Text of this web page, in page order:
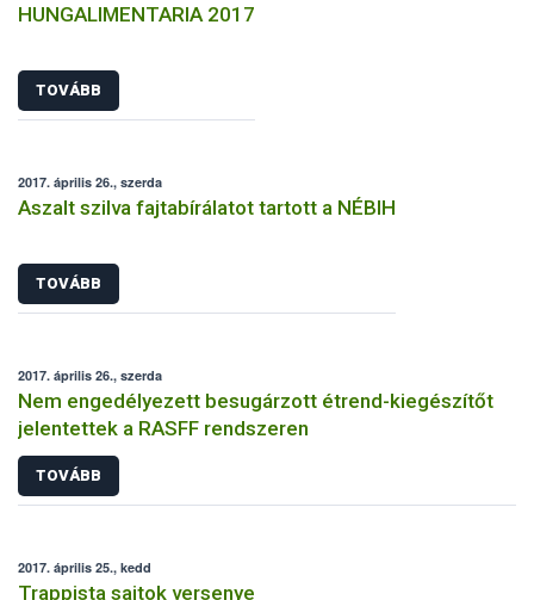
HUNGALIMENTARIA 2017
TOVÁBB
2017. április 26., szerda
Aszalt szilva fajtabírálatot tartott a NÉBIH
TOVÁBB
2017. április 26., szerda
Nem engedélyezett besugárzott étrend-kiegészítőt
jelentettek a RASFF rendszeren
TOVÁBB
2017. április 25., kedd
Trappista sajtok versenye